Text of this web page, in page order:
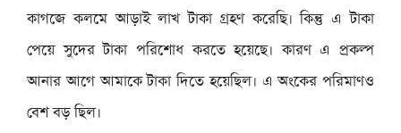
কাগজে কলমে আড়াই লাখ টাকা গ্রহণ করেছি। কিন্তু এ টাকা
পেয়ে সুদের টাকা পরিশোধ করতে হয়েছে। কারণ এ প্রকল্প
আনার আগে আমাকে টাকা দিতে হয়েছিল। এ অংকের পরিমাণও
বেশ বড় ছিল।